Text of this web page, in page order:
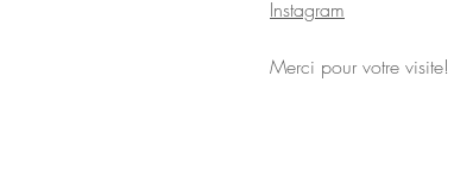
Instagram
Merci pour votre visite!